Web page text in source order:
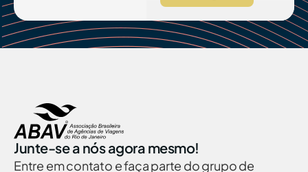
Junte-se a nós agora mesmo!
Entre em contato e faça parte do grupo de